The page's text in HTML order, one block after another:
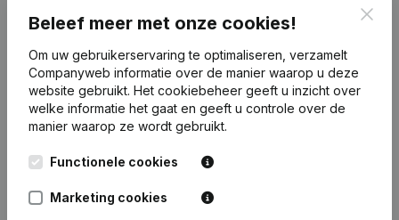
Beleef meer met onze cookies!
Om uw gebruikerservaring te optimaliseren, verzamelt
Companyweb informatie over de manier waarop u deze
website gebruikt. Het cookiebeheer geeft u inzicht over
welke informatie het gaat en geeft u controle over de
manier waarop ze wordt gebruikt.
Functionele cookies
Marketing cookies
Nederlands
Leuvensesteenweg
1800 Vilvoorde
Product
Bedrijfsinformatie
Monitoring
Internationaal zoeken